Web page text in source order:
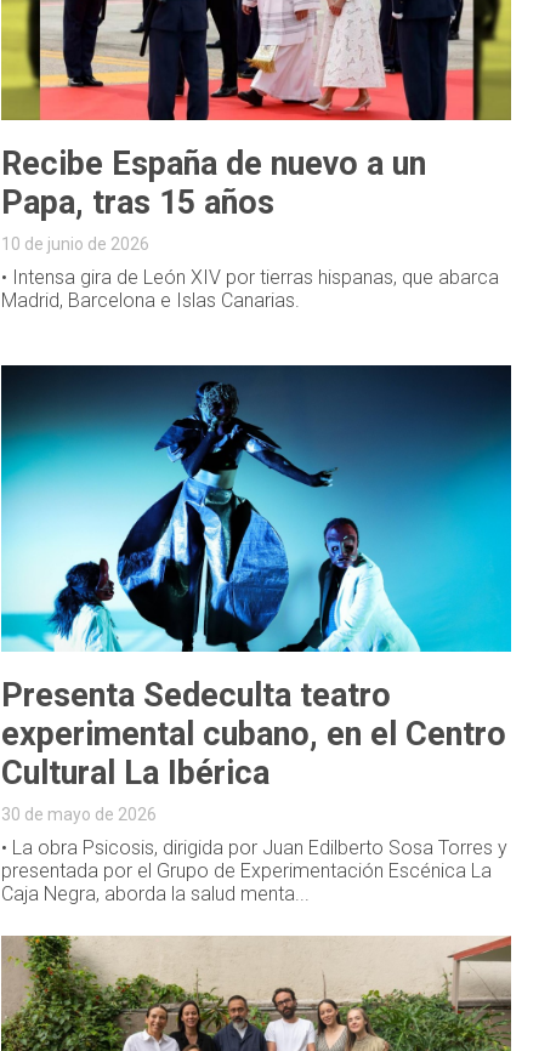
Recibe España de nuevo a un
Papa, tras 15 años
10 de junio de 2026
• Intensa gira de León XIV por tierras hispanas, que abarca
Madrid, Barcelona e Islas Canarias.
Presenta Sedeculta teatro
experimental cubano, en el Centro
Cultural La Ibérica
30 de mayo de 2026
• La obra Psicosis, dirigida por Juan Edilberto Sosa Torres y
presentada por el Grupo de Experimentación Escénica La
Caja Negra, aborda la salud menta...